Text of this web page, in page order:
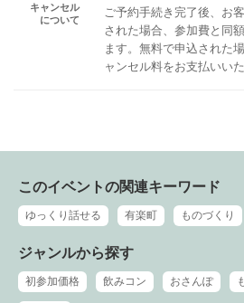
キャンセル
について
ご予約手続き完了後、お
された場合、参加費と同
ます。無料で申込された
ャンセル料をお支払いいた
このイベントの関連キーワード
ゆっくり話せる 有楽町 ものづくり
ジャンルから探す
初参加価格 飲みコン おさんぽ